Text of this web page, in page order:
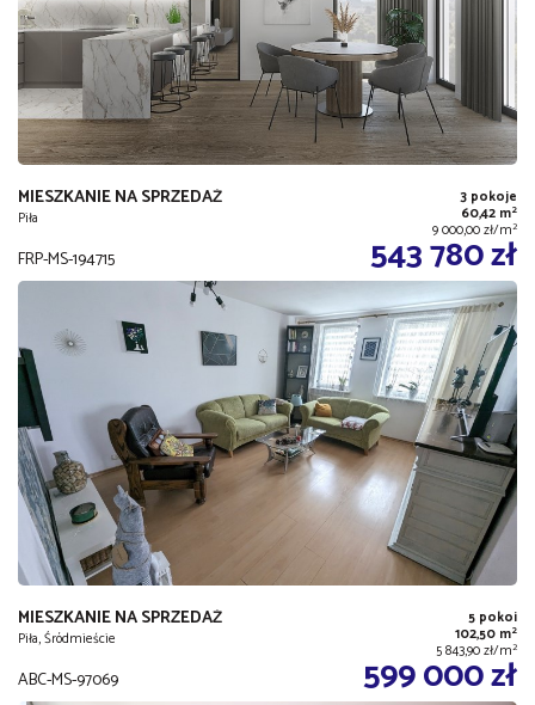
MIESZKANIE NA SPRZEDAŻ
Piła
3 pokoje
60,42 m2
9 000,00 zł/m2
FRP-MS-194715 543 780 zł
MIESZKANIE NA SPRZEDAŻ
Piła, Śródmieście
5 pokoi
102,50 m2
5 843,90 zł/m2
ABC-MS-97069 599 000 zł